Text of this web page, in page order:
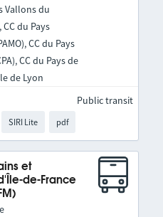
Vallons du
CC du Pays
CC du Pays
CC du Pays de
de Lyon
SIRI Lite pdf
Public transit
et
de-France